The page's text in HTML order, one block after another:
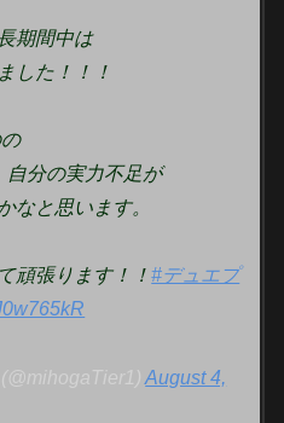
期間中は
した！！！
自分の実力不足が
なと思います。
頑張ります！！#デュエプ
August 4,